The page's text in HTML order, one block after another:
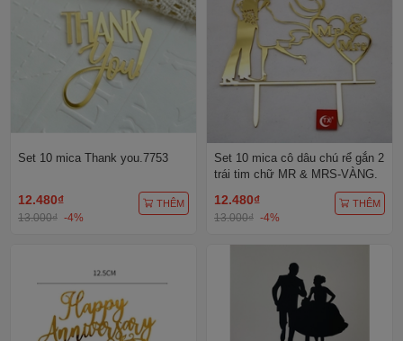
Set 10 mica Thank you.7753
12.480₫
13.000₫ -4%
THÊM
Set 10 mica cô dâu chú rể gắn 2
trái tim chữ MR & MRS-VÀNG.
12.480₫
13.000₫ -4%
THÊM